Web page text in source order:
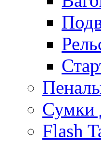
Сумки
Flash